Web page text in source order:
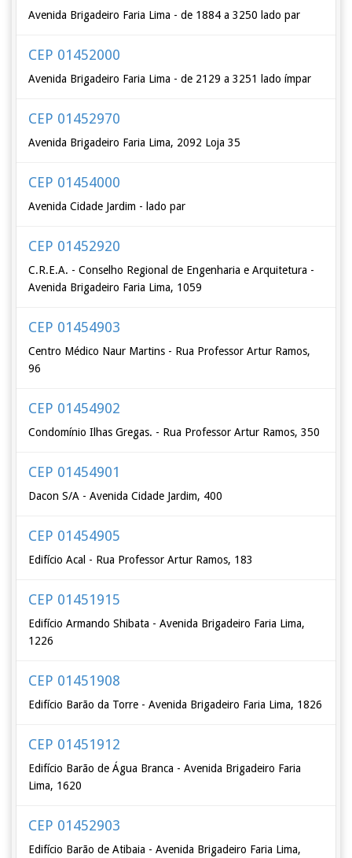
Avenida Brigadeiro Faria Lima - de 1884 a 3250 lado par
CEP 01452000
Avenida Brigadeiro Faria Lima - de 2129 a 3251 lado ímpar
CEP 01452970
Avenida Brigadeiro Faria Lima, 2092 Loja 35
CEP 01454000
Avenida Cidade Jardim - lado par
CEP 01452920
C.R.E.A. - Conselho Regional de Engenharia e Arquitetura -
Avenida Brigadeiro Faria Lima, 1059
CEP 01454903
Centro Médico Naur Martins - Rua Professor Artur Ramos,
96
CEP 01454902
Condomínio Ilhas Gregas. - Rua Professor Artur Ramos, 350
CEP 01454901
Dacon S/A - Avenida Cidade Jardim, 400
CEP 01454905
Edifício Acal - Rua Professor Artur Ramos, 183
CEP 01451915
Edifício Armando Shibata - Avenida Brigadeiro Faria Lima,
1226
CEP 01451908
Edifício Barão da Torre - Avenida Brigadeiro Faria Lima, 1826
CEP 01451912
Edifício Barão de Água Branca - Avenida Brigadeiro Faria
Lima, 1620
CEP 01452903
Edifício Barão de Atibaia - Avenida Brigadeiro Faria Lima,